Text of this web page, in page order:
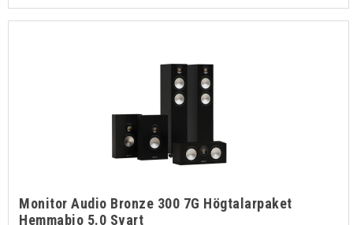
Monitor Audio Bronze 300 7G Högtalarpaket
Hemmabio 5.0 Svart